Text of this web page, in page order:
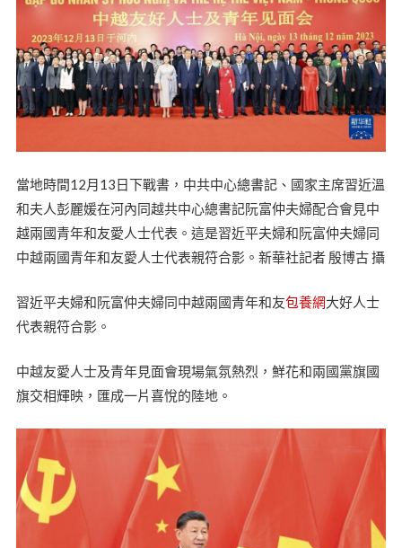
當地時間12月13日下戰書，中共中心總書記、國家主席習近溫
和夫人彭麗媛在河內同越共中心總書記阮富仲夫婦配合會見中
越兩國青年和友愛人士代表。這是習近平夫婦和阮富仲夫婦同
中越兩國青年和友愛人士代表親符合影。新華社記者 殷博古 攝
習近平夫婦和阮富仲夫婦同中越兩國青年和友包養網大好人士
代表親符合影。
中越友愛人士及青年見面會現場氣氛熱烈，鮮花和兩國黨旗國
旗交相輝映，匯成一片喜悅的陸地。